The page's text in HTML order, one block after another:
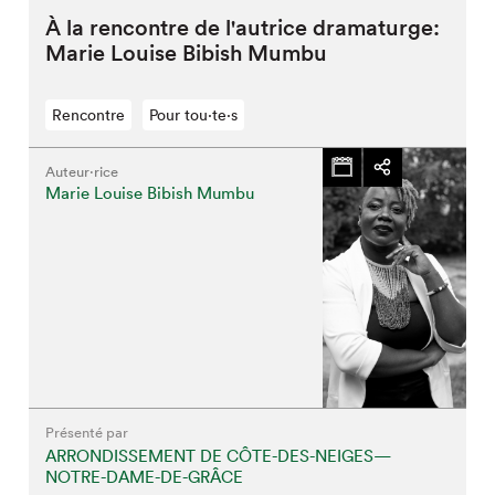
À la rencontre de l'autrice dramaturge:
Marie Louise Bibish Mumbu
Rencontre Pour tou⋅te⋅s
Auteur·rice
Marie Louise Bibish Mumbu
Présenté par
ARRONDISSEMENT DE CÔTE-DES-NEIGES—
NOTRE-DAME-DE-GRÂCE